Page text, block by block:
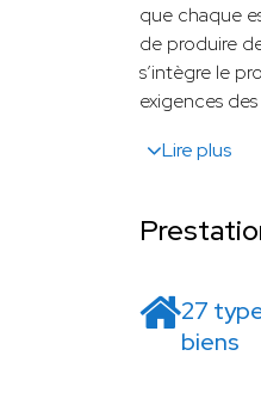
que chaque
de produire
s’intègre le
exigences des
Lire plus
27
biens